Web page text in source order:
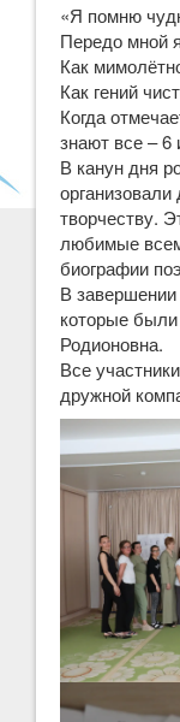
«Я помню
Передо мной
Как
Как гений
Когда
знают все – 6
В канун дня
творчеству.
любимые
биографии
В
которые
Родионовна.
Все
дружной